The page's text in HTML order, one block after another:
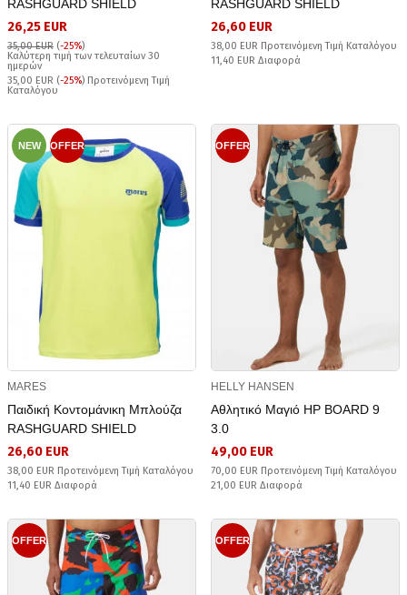
RASHGUARD SHIELD
26,25 EUR
35,00 EUR (-25%)
Καλύτερη τιμή των τελευταίων 30
ημερών
35,00 EUR (-25%) Προτεινόμενη Τιμή
Καταλόγου
RASHGUARD SHIELD
26,60 EUR
38,00 EUR Προτεινόμενη Τιμή Καταλόγου
11,40 EUR Διαφορά
NEW OFFER
MARES
Παιδική Κοντομάνικη Μπλούζα
RASHGUARD SHIELD
26,60 EUR
38,00 EUR Προτεινόμενη Τιμή Καταλόγου
11,40 EUR Διαφορά
OFFER
HELLY HANSEN
Αθλητικό Μαγιό HP BOARD 9
3.0
49,00 EUR
70,00 EUR Προτεινόμενη Τιμή Καταλόγου
21,00 EUR Διαφορά
OFFER OFFER